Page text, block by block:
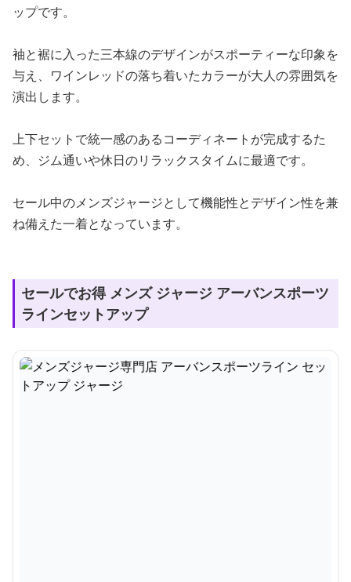
ップです。
袖と裾に入った三本線のデザインがスポーティーな印象を
与え、ワインレッドの落ち着いたカラーが大人の雰囲気を
演出します。
上下セットで統一感のあるコーディネートが完成するた
め、ジム通いや休日のリラックスタイムに最適です。
セール中のメンズジャージとして機能性とデザイン性を兼
ね備えた一着となっています。
セールでお得 メンズ ジャージ アーバンスポーツ
ラインセットアップ